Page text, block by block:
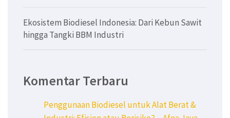
Ekosistem Biodiesel Indonesia: Dari Kebun Sawit
hingga Tangki BBM Industri
Komentar Terbaru
Penggunaan Biodiesel untuk Alat Berat &